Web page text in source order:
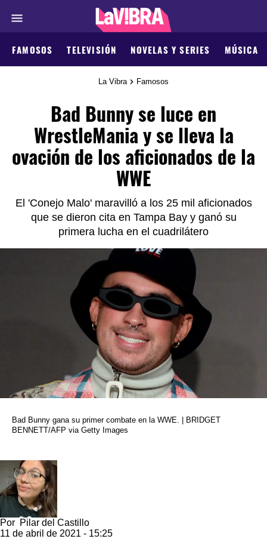
FAMOSOS TELEVISIÓN NOVELAS Y SERIES MÚSICA
La Vibra Famosos
Bad Bunny se luce en
WrestleMania y se lleva la
ovación de los aficionados de la
WWE
El 'Conejo Malo' maravilló a los 25 mil aficionados
que se dieron cita en Tampa Bay y ganó su
primera lucha en el cuadrilátero
Bad Bunny gana su primer combate en la WWE. | BRIDGET
BENNETT/AFP via Getty Images
Por Pilar del Castillo
11 de abril de 2021 - 15:25